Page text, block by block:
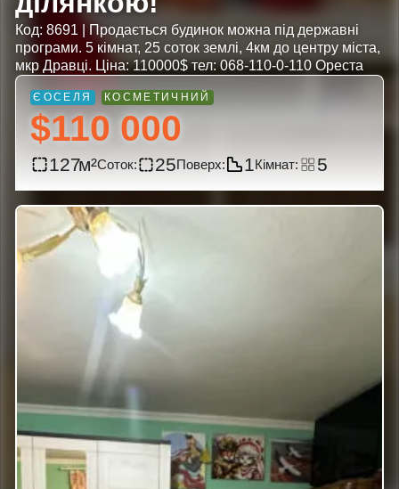
Код: 8691 | Продається будинок можна під державні
програми. 5 кімнат, 25 соток землі, 4км до центру міста,
мкр Дравці. Ціна: 110000$ тел: 068-110-0-110 Ореста
$110 000
127 25 1 5